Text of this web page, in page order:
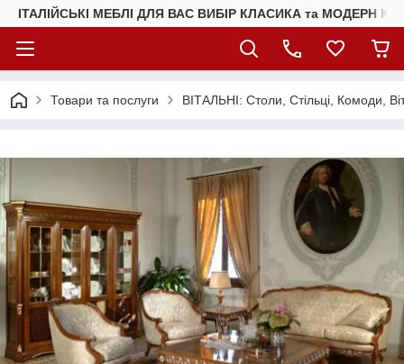
ІТАЛІЙСЬКІ МЕБЛІ ДЛЯ ВАС ВИБІР КЛАСИКА та МОДЕРН
Товари та послуги ВІТАЛЬНІ: Столи, Стільці, Комоди,